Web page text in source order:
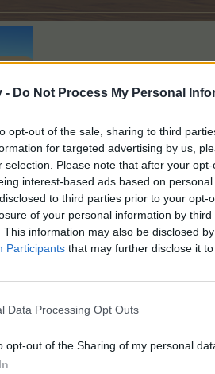
- Do Not Process My Personal
opt-out of the sale, sharing to third
for targeted advertising by us,
selection. Please note that after your
interest-based ads based on
to third parties prior to your opt-
of your personal information by third
This information may also be disclosed
Participants that may further disclose it
Data Processing Opt Outs
opt-out of the Sharing of my personal
tohle ocenili(o).